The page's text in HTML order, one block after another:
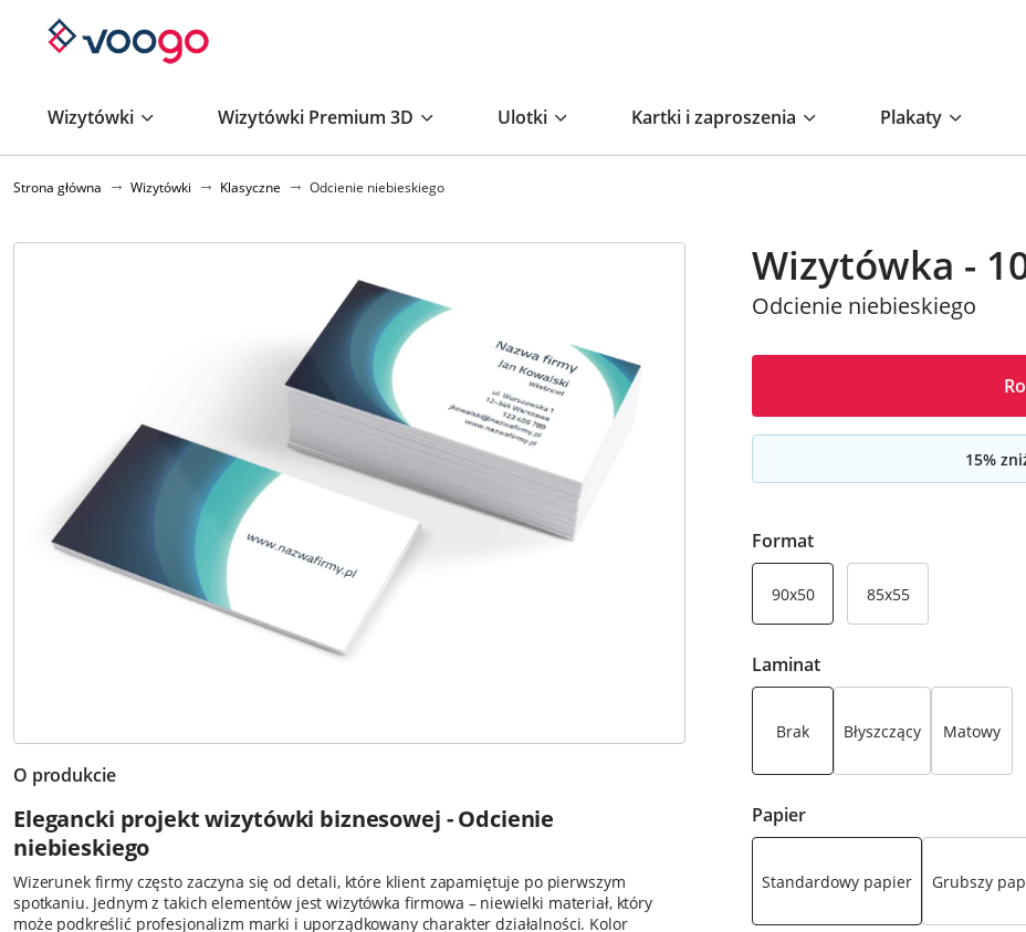
Wizytówki Wizytówki Premium 3D Ulotki Kartki i zaproszenia Plakaty
Strona główna Wizytówki Klasyczne Odcienie niebieskiego
O produkcie
Elegancki projekt wizytówki biznesowej - Odcienie
niebieskiego
Wizerunek firmy często zaczyna się od detali, które klient zapamiętuje po pierwszym
spotkaniu. Jednym z takich elementów jest wizytówka firmowa – niewielki materiał, który
może podkreślić profesjonalizm marki i uporządkowany charakter działalności. Kolor
Wizytówka -
Odcienie niebieskiego
15%
Format
90x50 85x55
Laminat
Brak Błyszczący Matowy
Papier
Standardowy papier Grubszy